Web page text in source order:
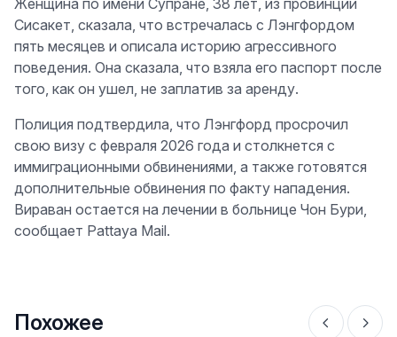
Женщина по имени Супране, 38 лет, из провинции
Сисакет, сказала, что встречалась с Лэнгфордом
пять месяцев и описала историю агрессивного
поведения. Она сказала, что взяла его паспорт после
того, как он ушел, не заплатив за аренду.
Полиция подтвердила, что Лэнгфорд просрочил
свою визу с февраля 2026 года и столкнется с
иммиграционными обвинениями, а также готовятся
дополнительные обвинения по факту нападения.
Вираван остается на лечении в больнице Чон Бури,
сообщает Pattaya Mail.
Похожее